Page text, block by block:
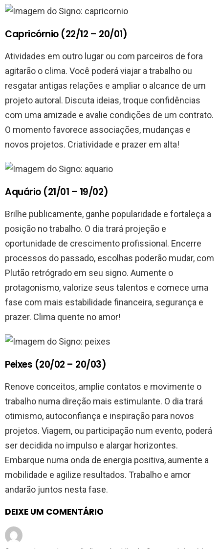
Capricórnio (22/12 – 20/01)
Atividades em outro lugar ou com parceiros de fora
agitarão o clima. Você poderá viajar a trabalho ou
resgatar antigas relações e ampliar o alcance de um
projeto autoral. Discuta ideias, troque confidências
com uma amizade e avalie condições de um contrato.
O momento favorece associações, mudanças e
novos projetos. Criatividade e prazer em alta!
Aquário (21/01 – 19/02)
Brilhe publicamente, ganhe popularidade e fortaleça a
posição no trabalho. O dia trará projeção e
oportunidade de crescimento profissional. Encerre
processos do passado, escolhas poderão mudar, com
Plutão retrógrado em seu signo. Aumente o
protagonismo, valorize seus talentos e comece uma
fase com mais estabilidade financeira, segurança e
prazer. Clima quente no amor!
Peixes (20/02 – 20/03)
Renove conceitos, amplie contatos e movimente o
trabalho numa direção mais estimulante. O dia trará
otimismo, autoconfiança e inspiração para novos
projetos. Viagem, ou participação num evento, poderá
ser decidida no impulso e alargar horizontes.
Embarque numa onda de energia positiva, aumente a
mobilidade e agilize resultados. Trabalho e amor
andarão juntos nesta fase.
DEIXE UM COMENTÁRIO